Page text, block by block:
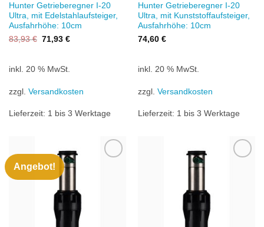
Hunter Getrieberegner I-20
Ultra, mit Edelstahlaufsteiger,
Ausfahrhöhe: 10cm
83,93€ Ursprünglicher
71,93 €Aktueller
inkl. 20 % MwSt.
zzgl. Versandkosten
Lieferzeit: 1 bis 3 Werktage
Hunter Getrieberegner I-20
Ultra, mit Kunststoffaufsteiger,
Ausfahrhöhe: 10cm
74,60 €
inkl. 20 % MwSt.
zzgl. Versandkosten
Lieferzeit: 1 bis 3 Werktage
Angebot!